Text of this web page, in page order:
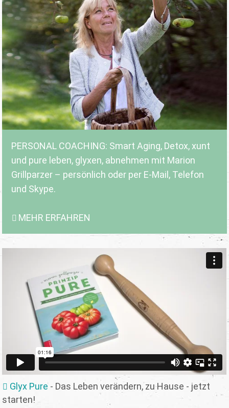
PERSONAL COACHING: Smart Aging, Detox, xunt
und pure leben, glyxen, abnehmen mit Marion
Grillparzer – persönlich oder per E-Mail, Telefon
und Skype.
MEHR ERFAHREN
Glyx Pure - Das Leben verändern, zu Hause - jetzt
starten!